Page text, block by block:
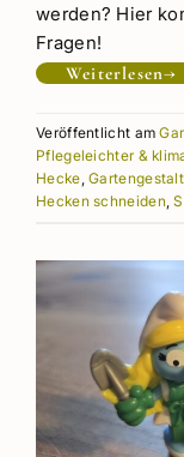
werden? Hier
Fragen!
Weiterlesen→
Veröffentlicht am
Pflegeleichter &
Hecke,
Hecken schneiden,